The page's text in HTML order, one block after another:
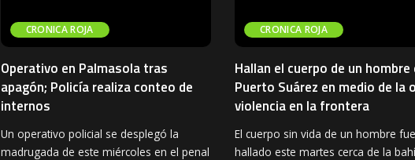
CRONICA ROJA
Operativo en Palmasola tras
apagón; Policía realiza conteo de
internos
Un operativo policial se desplegó la
madrugada de este miércoles en el penal
CRONICA ROJA
Hallan el cuerpo de un hombre
Puerto Suárez en medio de la
violencia en la frontera
El cuerpo sin vida de un hombre fue
hallado este martes cerca de la